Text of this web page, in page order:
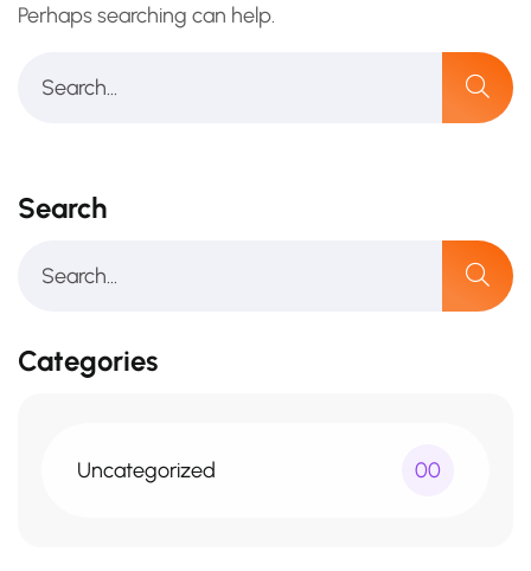
Perhaps searching can help.
Search
Categories
Uncategorized 00